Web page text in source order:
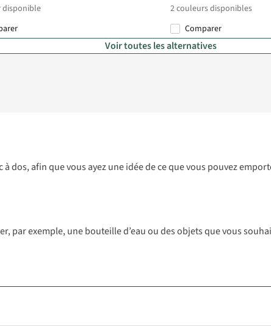
disponible
2couleurs disponibles
Comparer
Voir toutes les alternatives
dos, afin que vous ayez une idée de ce que vous pouvez
par exemple, une bouteille d’eau ou des objets que vous